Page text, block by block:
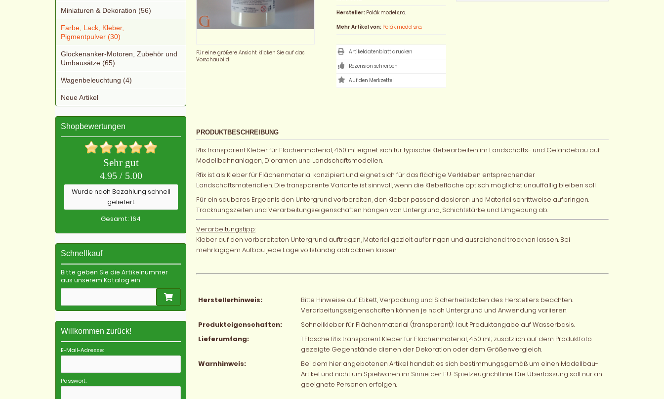
Für eine größere Ansicht klicken Sie auf das
Vorschaubild
Hersteller: Polák model s.r.o.
Mehr Artikel von: Polák model s.r.o.
Artikeldatenblatt drucken
Rezension schreiben
PRODUKTBESCHREIBUNG
Rfix transparent Kleber für Flächenmaterial, 450 ml eignet sich für typische Klebearbeiten im Landschafts- und Geländebau auf
Modellbahnanlagen, Dioramen und Landschaftsmodellen.
Rfix ist als Kleber für Flächenmaterial konzipiert und eignet sich für das flächige Verkleben entsprechender
Landschaftsmaterialien. Die transparente Variante ist sinnvoll, wenn die Klebefläche optisch möglichst unauffällig bleiben soll.
Für ein sauberes Ergebnis den Untergrund vorbereiten, den Kleber passend dosieren und Material schrittweise aufbringen.
Trocknungszeiten und Verarbeitungseigenschaften hängen von Untergrund, Schichtstärke und Umgebung ab.
Verarbeitungstipp:
Kleber auf den vorbereiteten Untergrund auftragen, Material gezielt aufbringen und ausreichend trocknen lassen. Bei
mehrlagigem Aufbau jede Lage vollständig abtrocknen lassen.
Herstellerhinweis:
Bitte Hinweise auf Etikett, Verpackung und Sicherheitsdaten des Herstellers beachten.
Verarbeitungseigenschaften können je nach Untergrund und Anwendung variieren.
Produkteigenschaften:
Schnellkleber für Flächenmaterial (transparent); laut Produktangabe auf Wasserbasis.
Lieferumfang:
1 Flasche Rfix transparent Kleber für Flächenmaterial, 450 ml; zusätzlich auf dem Produktfoto
gezeigte Gegenstände dienen der Dekoration oder dem Größenvergleich.
Warnhinweis:
Bei dem hier angebotenen Artikel handelt es sich bestimmungsgemäß um einen Modellbau-
Artikel und nicht um Spielwaren im Sinne der EU-Spielzeugrichtlinie. Die Überlassung soll nur an
geeignete Personen erfolgen.
Miniaturen & Dekoration (56)
Farbe, Lack, Kleber,
Pigmentpulver (30)
Glockenanker-Motoren, Zubehör und
Umbausätze (65)
Wagenbeleuchtung (4)
Neue Artikel
Shopbewertungen
Sehr gut
4.95 / 5.00
Wurde nach Bezahlung schnell
geliefert.
Gesamt: 164
Schnellkauf
Bitte geben Sie die Artikelnummer
aus unserem Katalog ein.
Willkommen zurück!
E-Mail-Adresse:
Passwort: